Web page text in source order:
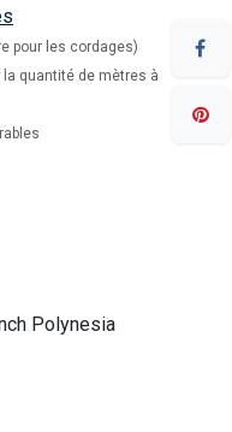
pour les cordages)
quantité de mètres à
Polynesia